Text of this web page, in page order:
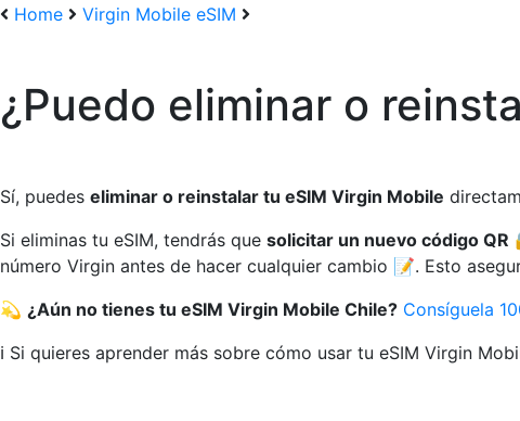
Home Virgin Mobile eSIM
¿Puedo eliminar o
Sí, puedes eliminar o reinstalar tu eSIM Virgin Mobile
Si eliminas tu eSIM, tendrás que solicitar un nuevo código QR
número Virgin antes de hacer cualquier cambio 📝. Esto
💫 ¿Aún no tienes tu eSIM Virgin Mobile Chile? Consíguela
ℹ️ Si quieres aprender más sobre cómo usar tu eSIM Virgin